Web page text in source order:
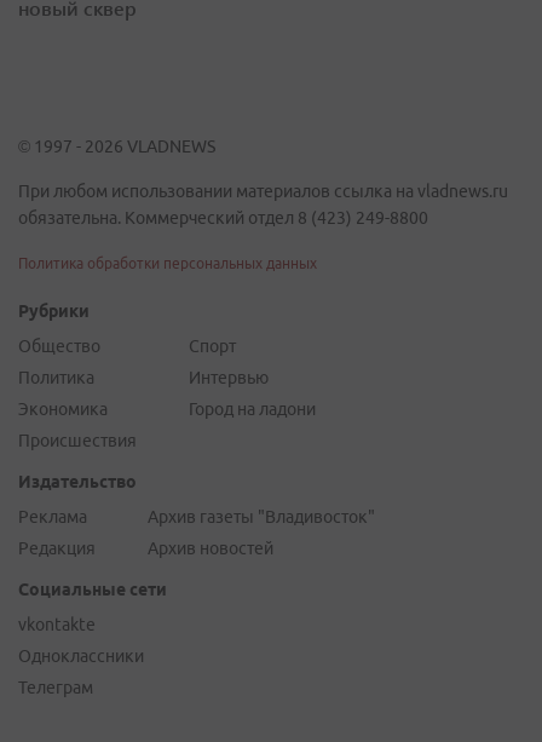
новый сквер
© 1997 - 2026 VLADNEWS
При любом использовании материалов ссылка на vladnews.ru
обязательна. Коммерческий отдел 8 (423) 249-8800
Политика обработки персональных данных
Рубрики
Общество
Политика
Экономика
Происшествия
Спорт
Интервью
Город на ладони
Издательство
Реклама
Редакция
Архив газеты "Владивосток"
Архив новостей
Социальные сети
vkontakte
Одноклассники
Телеграм